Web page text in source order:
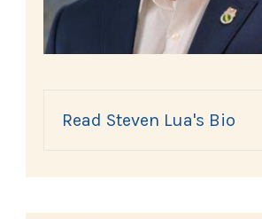
Read Steven Lua's Bio